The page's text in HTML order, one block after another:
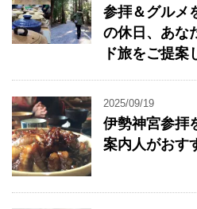
参拝＆グルメ
の休日、あな
ド旅をご提案
2025/09/19
伊勢神宮参拝
案内人がおす